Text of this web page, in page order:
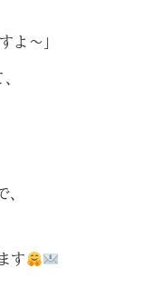
よ～」
、
す